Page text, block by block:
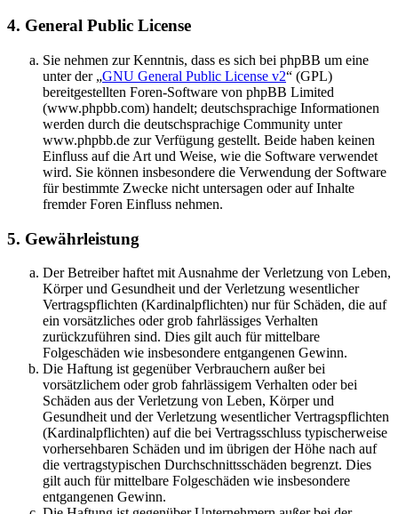
4. General Public License
Sie nehmen zur Kenntnis, dass es sich bei phpBB um eine
unter der „GNU General Public License v2“ (GPL)
bereitgestellten Foren-Software von phpBB Limited
(www.phpbb.com) handelt; deutschsprachige Informationen
werden durch die deutschsprachige Community unter
www.phpbb.de zur Verfügung gestellt. Beide haben keinen
Einfluss auf die Art und Weise, wie die Software verwendet
wird. Sie können insbesondere die Verwendung der Software
für bestimmte Zwecke nicht untersagen oder auf Inhalte
fremder Foren Einfluss nehmen.
5. Gewährleistung
Der Betreiber haftet mit Ausnahme der Verletzung von Leben,
Körper und Gesundheit und der Verletzung wesentlicher
Vertragspflichten (Kardinalpflichten) nur für Schäden, die auf
ein vorsätzliches oder grob fahrlässiges Verhalten
zurückzuführen sind. Dies gilt auch für mittelbare
Folgeschäden wie insbesondere entgangenen Gewinn.
Die Haftung ist gegenüber Verbrauchern außer bei
vorsätzlichem oder grob fahrlässigem Verhalten oder bei
Schäden aus der Verletzung von Leben, Körper und
Gesundheit und der Verletzung wesentlicher Vertragspflichten
(Kardinalpflichten) auf die bei Vertragsschluss typischerweise
vorhersehbaren Schäden und im übrigen der Höhe nach auf
die vertragstypischen Durchschnittsschäden begrenzt. Dies
gilt auch für mittelbare Folgeschäden wie insbesondere
entgangenen Gewinn.